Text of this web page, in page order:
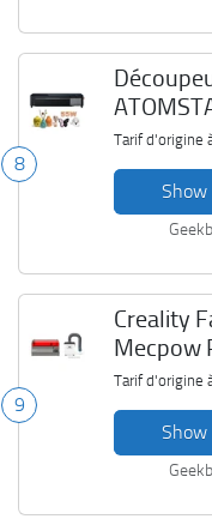
8
Tarif d'origine
Show
9
Creality
Mecpow
150W
Tarif d'origine
Show